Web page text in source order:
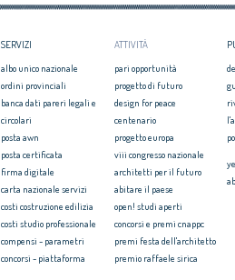
SERVIZI
albo unico nazionale
ordini provinciali
banca dati pareri legali e
circolari
posta awn
posta certificata
firma digitale
carta nazionale servizi
costi costruzione edilizia
costi studio professionale
compensi - parametri
concorsi - piattaforma
ATTIVITÀ
pari opportunità
progetto di futuro
design for peace
centenario
progetto europa
viii congresso nazionale
architetti per il futuro
abitare il paese
open! studi aperti
concorsi e premi cnappc
premi festa dell'architetto
premio raffaele sirica